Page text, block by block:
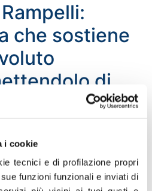
i cookie
tecnici e di profilazione propri
funzioni funzionali e inviati di
che sostiene
di
alla richiesta di
contro Salvini, in merito al
che sulla vicenda il primo ad